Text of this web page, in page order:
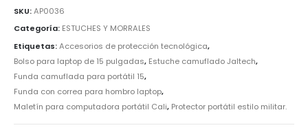
SKU:AP0036
Categoría: ESTUCHES Y MORRALES
Etiquetas:Accesorios de protección tecnológica,
Bolso para laptop de 15 pulgadas, Estuche camuflado Jaltech,
Funda camuflada para portátil 15,
Funda con correa para hombro laptop,
Maletín para computadora portátil Cali, Protector portátil estilo militar.